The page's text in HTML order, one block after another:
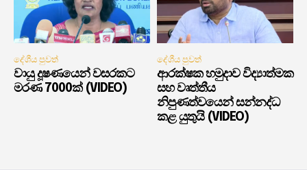
දේශීය පුවත්
වායු දූෂණයෙන් වසරකට
මරණ 7000ක් (VIDEO)
දේශීය පුවත්
ආරක්ෂක හමුදාව විද්‍යාත්මක
සහ වෘත්තීය
නිපුණත්වයෙන් සන්නද්ධ
කළ යුතුයි (VIDEO)